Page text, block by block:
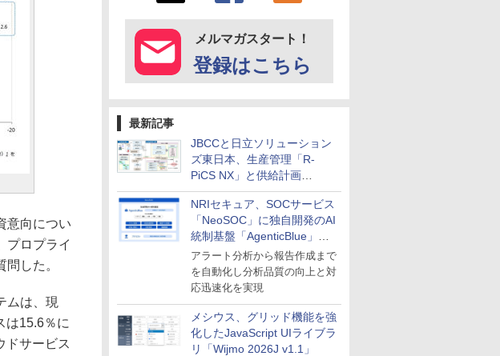
メルマガスタート！
登録はこちら
最新記事
JBCCと日立ソリューション
ズ東日本、生産管理「R-
PiCS NX」と供給計画
「scSQUARE ISP」の連携サ
ービスを提供開始
NRIセキュア、SOCサービス
「NeoSOC」に独自開発のAI
統制基盤「AgenticBlue」を
導入
アラート分析から報告作成まで
を自動化し分析品質の向上と対
応迅速化を実現
メシウス、グリッド機能を強
化したJavaScript UIライブラ
リ「Wijmo 2026J v1.1」
意向につい
プロプライ
した。
ムは、現
は15.6％に
ドサービス